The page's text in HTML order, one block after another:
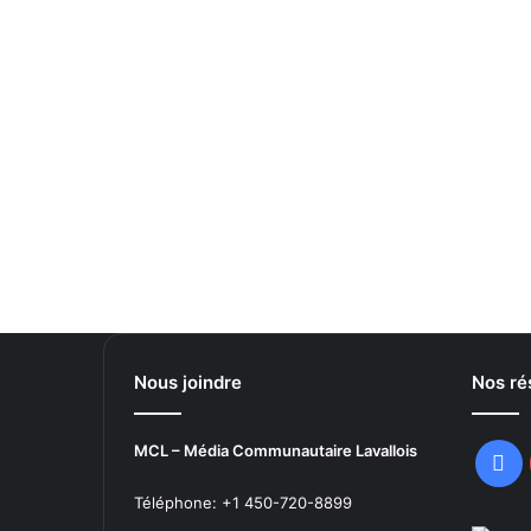
Nous joindre
MCL – Média Communautaire Lavallois
Téléphone: +1 450-720-8899
Nos